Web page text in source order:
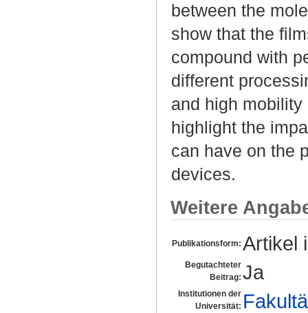
between the
show that the
compound with
different
and high
highlight the
can have on the
devices.
Weitere
Publikationsform: Artikel
Begutachteter
Beitrag: Ja
Institutionen der
Universität: